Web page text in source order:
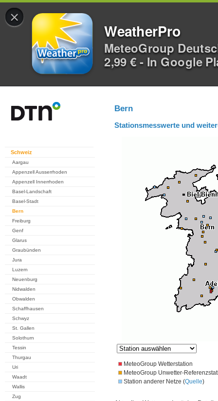
×
WeatherPro
MeteoGroup
2,99 € - In Google
Schweiz
Aargau
Appenzell Ausserrhoden
Appenzell Innerrhoden
Basel-Landschaft
Basel-Stadt
Bern
Freiburg
Genf
Glarus
Graubünden
Jura
Luzern
Neuenburg
Nidwalden
Obwalden
Schaffhausen
Schwyz
St. Gallen
Solothurn
Tessin
Thurgau
Uri
Waadt
Wallis
Zug
Bern
Stationsmesswerte und
MeteoGroup Wetterstation
MeteoGroup Unwetter-
Station anderer Netze (Quelle)